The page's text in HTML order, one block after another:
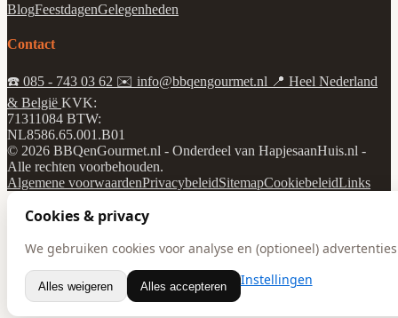
BlogFeestdagenGelegenheden
Contact
☎️ 085 - 743 03 62 ✉️ info@bbqengourmet.nl 📍 Heel Nederland
& België KVK:
71311084 BTW:
NL8586.65.001.B01
© 2026 BBQenGourmet.nl - Onderdeel van HapjesaanHuis.nl -
Alle rechten voorbehouden.
Algemene voorwaardenPrivacybeleidSitemapCookiebeleidLinks
Cookies & privacy
We gebruiken cookies voor analyse en (optioneel)
Alles weigeren Alles accepteren Instellingen